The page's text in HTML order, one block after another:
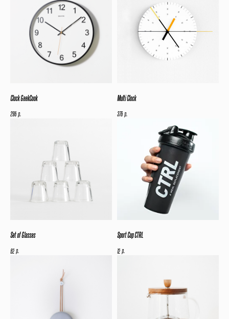
Clock GeekCook
296 р.
Multi Clock
378 р.
Set of Glasses
62 р.
Sport Cup CTRL
12 р.